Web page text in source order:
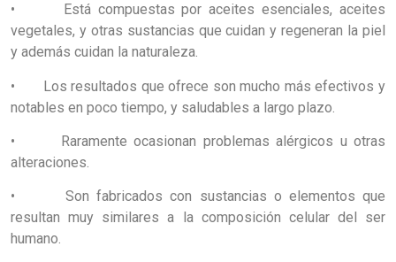
• Está compuestas por aceites esenciales, aceites
vegetales, y otras sustancias que cuidan y regeneran la piel
y además cuidan la naturaleza.
• Los resultados que ofrece son mucho más efectivos y
notables en poco tiempo, y saludables a largo plazo.
• Raramente ocasionan problemas alérgicos u otras
alteraciones.
• Son fabricados con sustancias o elementos que
resultan muy similares a la composición celular del ser
humano.